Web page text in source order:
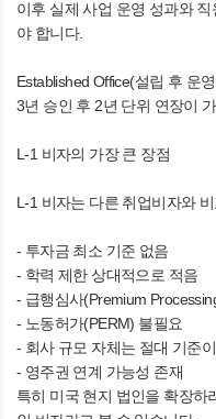
이후 실제 사업 운영 성과와
야 합니다.
Established Office(설립 후 운
3년 승인 후 2년 단위 연장이
L-1 비자의 가장 큰 장점
L-1 비자는 다른 취업비자와
- 투자금 최소 기준 없음
- 학력 제한 상대적으로 적음
- 급행심사(Premium
- 노동허가(PERM) 불필요
- 회사 규모 자체는 절대 기준
- 영주권 연계 가능성 존재
특히 미국 현지 법인을 확장하